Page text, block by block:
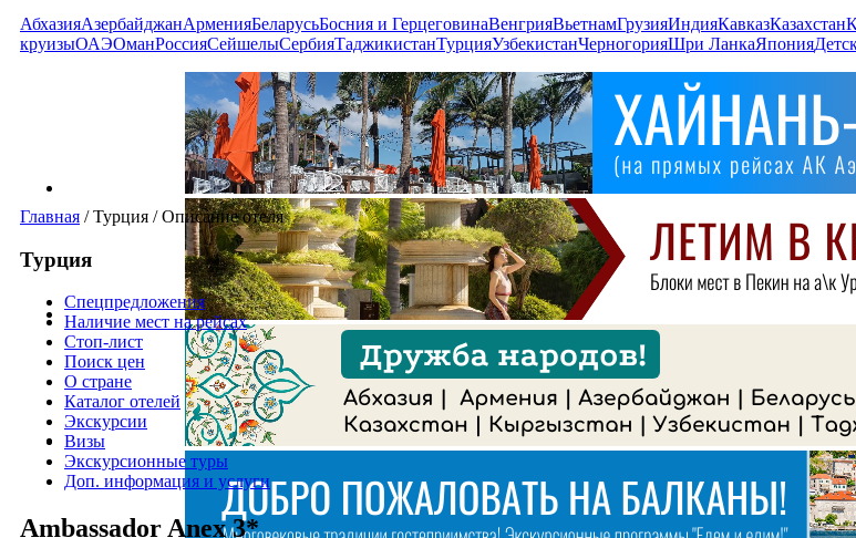
АбхазияАзербайджанАрменияБеларусьБосния и ГерцеговинаВенгрияВьетнамГрузияИндияКавказКазахстан
круизыОАЭОманРоссияСейшелыСербияТаджикистанТурцияУзбекистанЧерногорияШри ЛанкаЯпония
Главная /Турция /Описание отеля
Турция
Спецпредложения
Наличие мест на рейсах
Стоп-лист
Поиск цен
О стране
Каталог отелей
Экскурсии
Визы
Экскурсионные туры
Доп. информация и услуги
Ambassador Anex 3*